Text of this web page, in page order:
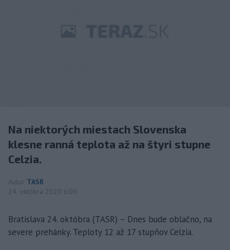
Na niektorých miestach Slovenska
klesne ranná teplota až na štyri stupne
Celzia.
Autor TASR
24. októbra 2020 6:00
Bratislava 24. októbra (TASR) – Dnes bude oblačno, na
severe prehánky. Teploty 12 až 17 stupňov Celzia.